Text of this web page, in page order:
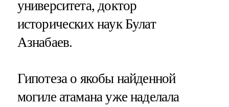
университета, доктор
исторических наук Булат
Азнабаев.
Гипотеза о якобы найденной
могиле атамана уже наделала